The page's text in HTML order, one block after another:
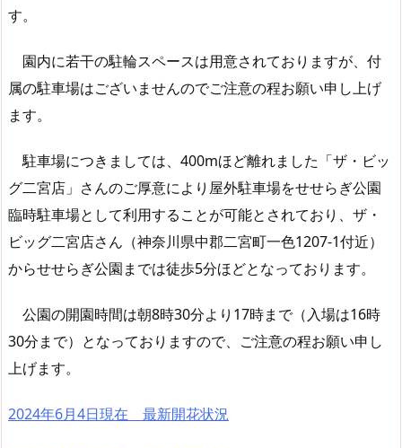
す。
園内に若干の駐輪スペースは用意されておりますが、付
属の駐車場はございませんのでご注意の程お願い申し上げ
ます。
駐車場につきましては、400mほど離れました「ザ・ビッ
グ二宮店」さんのご厚意により屋外駐車場をせせらぎ公園
臨時駐車場として利用することが可能とされており、ザ・
ビッグ二宮店さん（神奈川県中郡二宮町一色1207-1付近）
からせせらぎ公園までは徒歩5分ほどとなっております。
公園の開園時間は朝8時30分より17時まで（入場は16時
30分まで）となっておりますので、ご注意の程お願い申し
上げます。
2024年6月4日現在 最新開花状況